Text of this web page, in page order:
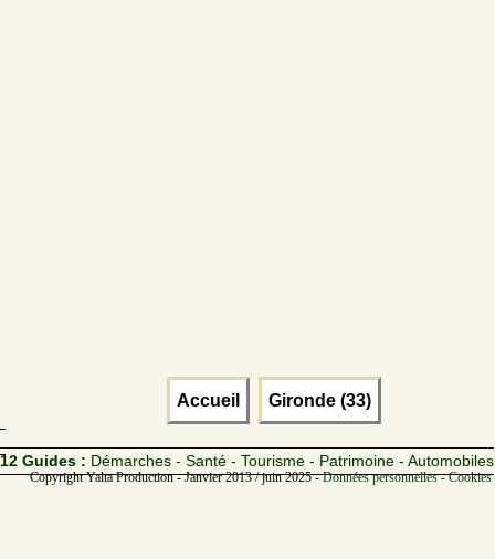
Accueil Gironde (33)
12 Guides : Démarches - Santé - Tourisme - Patrimoine - Automobiles
Copyright Yalta Production - Janvier 2013 / juin 2025 -Données personnelles -